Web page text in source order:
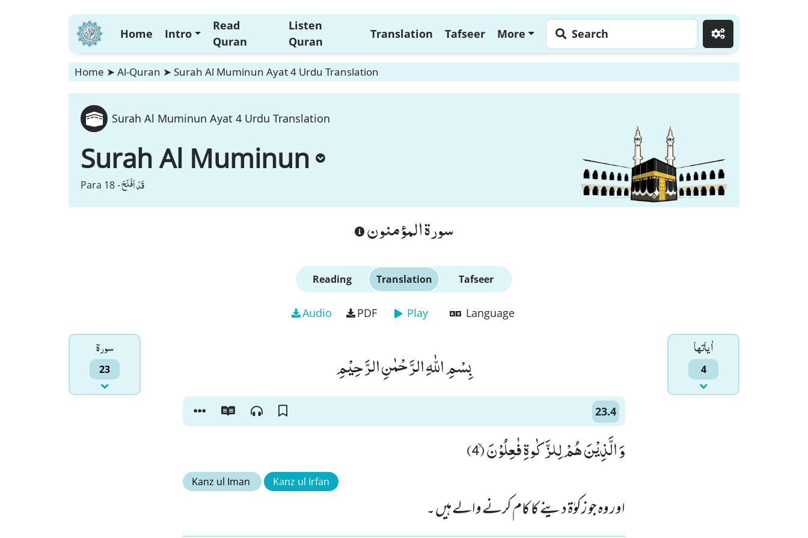
Home Intro
Read
Quran
Listen
Quran
Translation Tafseer More Search
Home ➤ Al-Quran ➤ Surah Al Muminun Ayat 4 Urdu Translation
Surah Al Muminun Ayat 4 Urdu Translation
Surah Al Muminun
Para 18 -قَدْ اَفْلَحَ
سورة المؤمنون
Reading Translation Tafseer
Audio PDF Play Language
سورۃ
23
اٰياتها
4 بِسْمِ اللّٰهِ الرَّحْمٰنِ الرَّحِیْمِ
23.4
وَ الَّذِیْنَ هُمْ لِلزَّكٰوةِ فٰعِلُوْنَۙ (4)
Kanz ul Iman Kanz ul Irfan
اور وہ جو زکوٰۃ دینے کا کام کرنے والے ہیں ۔